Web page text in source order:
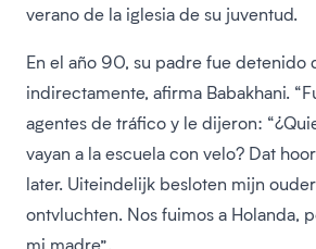
verano de la iglesia de su juventud.
En el año 90, su padre fue detenido
indirectamente, afirma Babakhani.
agentes de tráfico y le dijeron:
vayan a la escuela con velo? Dat
later. Uiteindelijk besloten mijn
ontvluchten. Nos fuimos a Holanda,
mi madre”.